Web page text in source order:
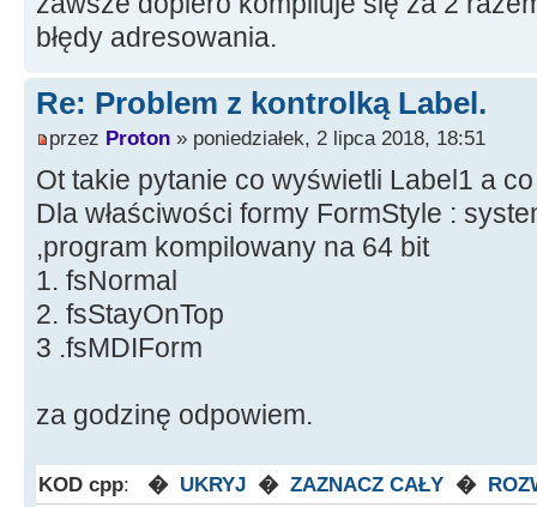
}
błędy adresowania.
Re: Problem z kontrolką Label.
przez Proton » poniedziałek, 2 lipca 2018, 18:51
Ot takie pytanie co wyświetli Label1 a
Dla właściwości formy FormStyle :
,program kompilowany na 64 bit
1. fsNormal
2. fsStayOnTop
3 .fsMDIForm
za godzinę odpowiem.
KOD cpp: � UKRYJ � ZAZNACZ CAŁY �